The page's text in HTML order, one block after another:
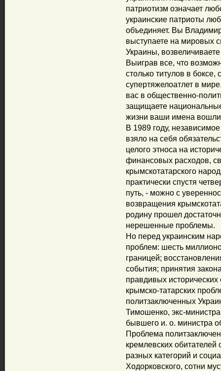
патриотизм означает
украинские патриоты
объединяет. Вы
выступаете на мировых
Украины,
Выиграв все, что
столько титулов в боксе,
супертяжелоатлет в
вас в общественно-
защищаете
жизни ваши имена
В 1989 году,
взяло на себя
целого этноса на
финансовых расходов,
крымскотатарского
практически спустя
путь, - можно с
возвращения
родину прошел
нерешенные проблемы.
Но перед украинским
проблем: шесть
границей;
события; принятия
правдивых
крымско-татарских
политзаключенных
Тимошенко, экс-
бывшего и. о. министра
Проблема
кремлевских обитателей
разных категорий и
Ходорковского, сотни